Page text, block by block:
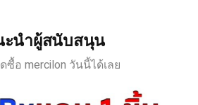
นำผู้สนับสนุน
อ mercilon วันนี้ได้เลย